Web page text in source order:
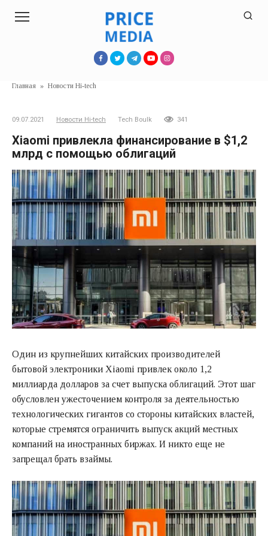
Главная » Новости Hi-tech
09.07.2021 Новости Hi-tech Tech Boulk 341
Xiaomi привлекла финансирование в $1,2
млрд с помощью облигаций
Один из крупнейших китайских производителей
бытовой электроники Xiaomi привлек около 1,2
миллиарда долларов за счет выпуска облигаций. Этот шаг
обусловлен ужесточением контроля за деятельностью
технологических гигантов со стороны китайских властей,
которые стремятся ограничить выпуск акций местных
компаний на иностранных биржах. И никто еще не
запрещал брать взаймы.